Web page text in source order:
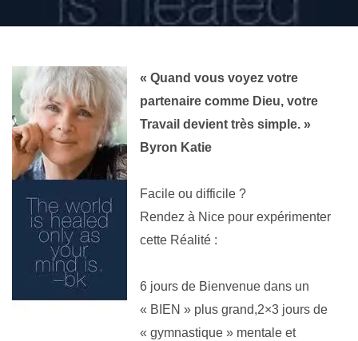
« Quand vous voyez votre
partenaire comme Dieu, votre
Travail devient très simple. »
Byron Katie
Facile ou difficile ?
Rendez à Nice pour expérimenter
cette Réalité :
6 jours de Bienvenue dans un
« BIEN » plus grand,2×3 jours de
« gymnastique » mentale et